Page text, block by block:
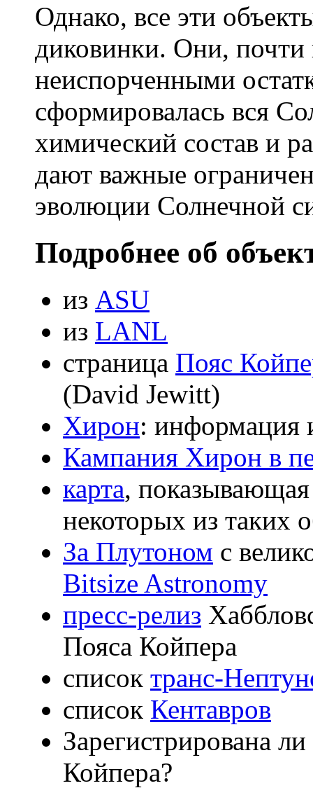
Однако, все эти
диковинки. Они, почти
неиспорченными
сформировалась вся
химический состав и
дают важные
эволюции Солнечной
Подробнее об
из ASU
из LANL
страница Пояс
(David Jewitt)
Хирон: информация
Кампания Хирон в
карта,
некоторых из таких
За Плутоном с
Bitsize Astronomy
пресс-релиз
Пояса Койпера
список транс-
список Кентавров
Зарегистрирована ли
Койпера?